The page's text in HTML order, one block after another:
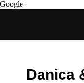
Google+
Danica